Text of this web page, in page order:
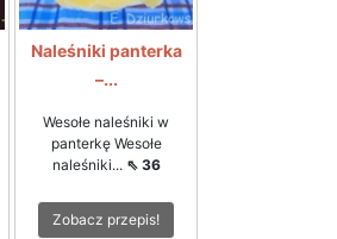
Naleśniki panterka
–...
Wesołe naleśniki w
panterkę Wesołe
naleśniki... ⇖ 36
Zobacz przepis!